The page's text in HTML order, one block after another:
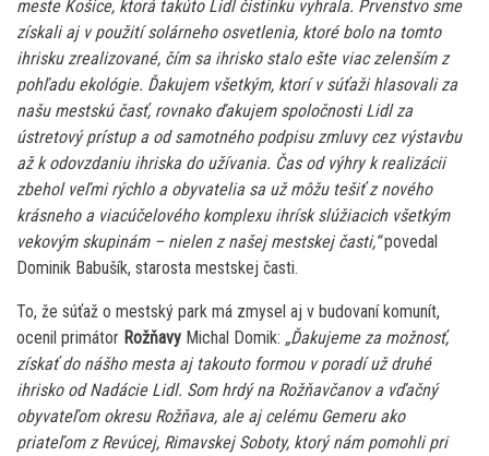
meste Košice, ktorá takúto Lidl čistinku vyhrala. Prvenstvo sme
získali aj v použití solárneho osvetlenia, ktoré bolo na tomto
ihrisku zrealizované, čím sa ihrisko stalo ešte viac zelenším z
pohľadu ekológie. Ďakujem všetkým, ktorí v súťaži hlasovali za
našu mestskú časť, rovnako ďakujem spoločnosti Lidl za
ústretový prístup a od samotného podpisu zmluvy cez výstavbu
až k odovzdaniu ihriska do užívania. Čas od výhry k realizácii
zbehol veľmi rýchlo a obyvatelia sa už môžu tešiť z nového
krásneho a viacúčelového komplexu ihrísk slúžiacich všetkým
vekovým skupinám – nielen z našej mestskej časti,“povedal
Dominik Babušík, starosta mestskej časti.
To, že súťaž o mestský park má zmysel aj v budovaní komunít,
ocenil primátor Rožňavy Michal Domik: „Ďakujeme za možnosť,
získať do nášho mesta aj takouto formou v poradí už druhé
ihrisko od Nadácie Lidl. Som hrdý na Rožňavčanov a vďačný
obyvateľom okresu Rožňava, ale aj celému Gemeru ako
priateľom z Revúcej, Rimavskej Soboty, ktorý nám pomohli pri